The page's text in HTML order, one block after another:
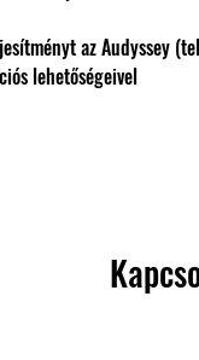
az Audyssey
lehetőségeivel